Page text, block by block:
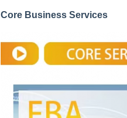
Core Business Services